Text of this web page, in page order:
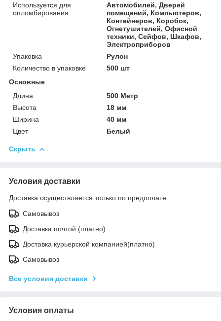
Используется для
опломбирования
Автомобилей, Дверей
помещений, Компьютеров,
Контейнеров, Коробок,
Огнетушителей, Офисной
техники, Сейфов, Шкафов,
Электроприборов
Упаковка
Рулон
Количество в упаковке
500 шт
Основные
Длина
500 Метр
Высота
18 мм
Ширина
40 мм
Цвет
Белый
Скрыть
Условия доставки
Доставка осуществляется только по предоплате.
Самовывоз
Доставка почтой (платно)
Доставка курьерской компанией(платно)
Самовывоз
Все условия доставки
Условия оплаты